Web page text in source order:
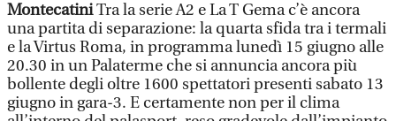
MontecatiniTra la serie A2 e La T Gema c’è ancora
una partita di separazione: la quarta sfida tra i termali
e la Virtus Roma, in programma lunedì 15 giugno alle
20.30 in un Palaterme che si annuncia ancora più
bollente degli oltre 1600 spettatori presenti sabato 13
giugno in gara-3. E certamente non per il clima